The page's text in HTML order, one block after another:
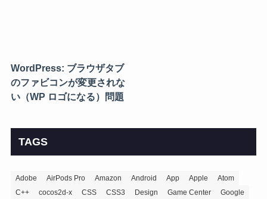
WordPress: ブラウザタブ
のファビコンが変更されな
い（WP ロゴになる）問題
TAGS
Adobe AirPods Pro Amazon Android App Apple
Atom
C++
cocos2d-x CSS CSS3 Design Game Center Google